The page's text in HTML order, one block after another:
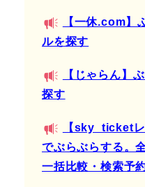
【一休.com】
ルを探す
【じゃらん】
探す
【sky_ticket
でぶらぶらする。
一括比較・検索予